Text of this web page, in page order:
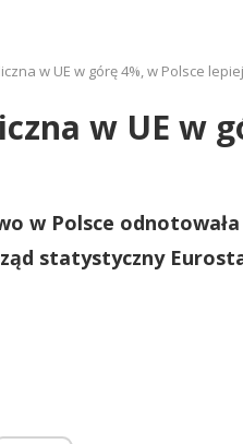
w UE w górę 4%, w Polsce
w UE w
w Polsce
statystyczny